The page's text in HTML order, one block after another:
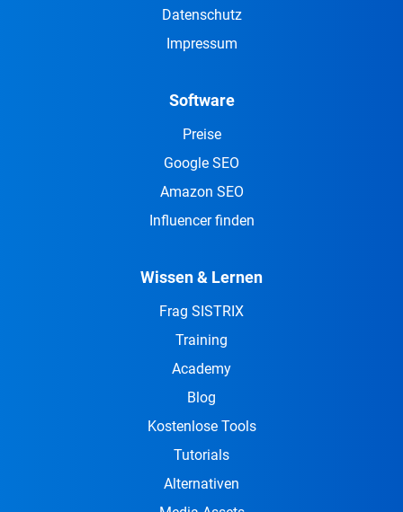
Datenschutz
Impressum
Software
Preise
Google SEO
Amazon SEO
Influencer finden
Wissen & Lernen
Frag SISTRIX
Training
Academy
Blog
Kostenlose Tools
Tutorials
Alternativen